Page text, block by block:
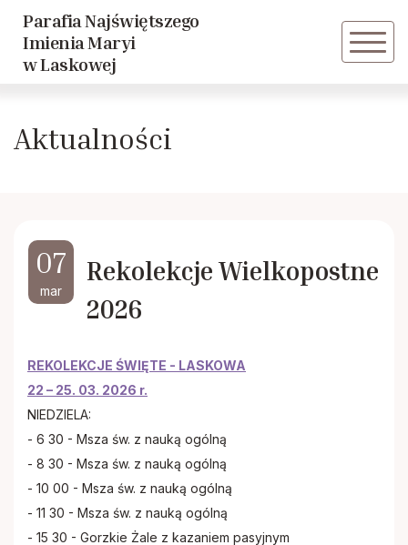
Parafia Najświętszego
Imienia Maryi
w Laskowej
Powrót
Parafialna Orkiestra Dęta
Szkolne Koło Caritas
Przedszkolne Koło Caritas
Dziewczęca Służba Maryjna
Chór parafialny
Aktualności
07
mar
Rekolekcje Wielkopostne
2026
REKOLEKCJE ŚWIĘTE - LASKOWA
22 – 25. 03. 2026 r.
NIEDZIELA:
- 6 30 - Msza św. z nauką ogólną
- 8 30 - Msza św. z nauką ogólną
- 10 00 - Msza św. z nauką ogólną
- 11 30 - Msza św. z nauką ogólną
- 15 30 - Gorzkie Żale z kazaniem pasyjnym